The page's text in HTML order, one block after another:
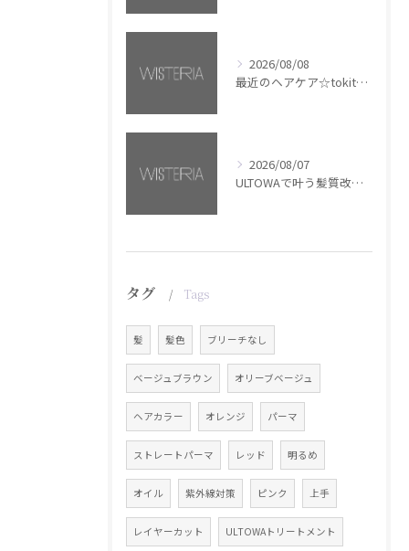
2026/08/08
最近のヘアケア☆tokita【銀座・美容室WISTERIA】
2026/08/07
ULTOWAで叶う髪質改善美髪カラー【銀座・美容室WISTERIA】
タグ Tags
髪 髪色 ブリーチなし
ベージュブラウン オリーブベージュ
ヘアカラー オレンジ パーマ
ストレートパーマ レッド 明るめ
オイル 紫外線対策 ピンク 上手
レイヤーカット ULTOWAトリートメント